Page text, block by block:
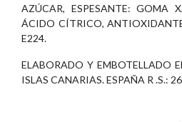
AZÚCAR, ESPESANTE: GOMA
ÁCIDO CÍTRICO,
E224.
ELABORADO Y EMBOTELLADO
ISLAS CANARIAS. ESPAÑA R .S.: